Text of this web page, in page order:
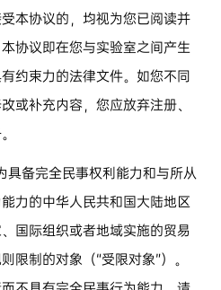
本协议的，均视为您已阅读并
协议即在您与实验室之间产生
约束力的法律文件。如您不同
或补充内容，您应放弃注册、
具备完全民事权利能力和与所从
力的中华人民共和国大陆地区
国际组织或者地域实施的贸易
限制的对象（“受限对象”）。